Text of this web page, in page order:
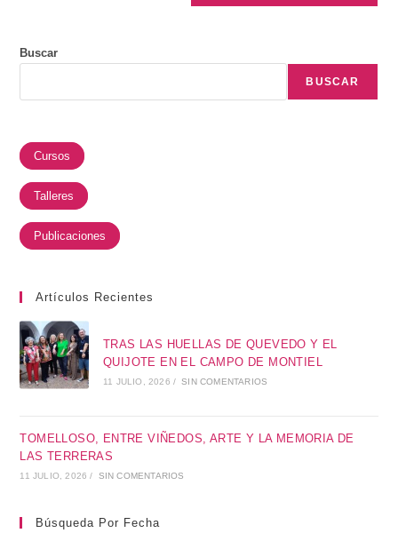
Buscar
BUSCAR
Cursos
Talleres
Publicaciones
Artículos Recientes
TRAS LAS HUELLAS DE QUEVEDO Y EL
QUIJOTE EN EL CAMPO DE MONTIEL
11 JULIO, 2026 / SIN COMENTARIOS
TOMELLOSO, ENTRE VIÑEDOS, ARTE Y LA MEMORIA DE
LAS TERRERAS
11 JULIO, 2026 / SIN COMENTARIOS
Búsqueda Por Fecha